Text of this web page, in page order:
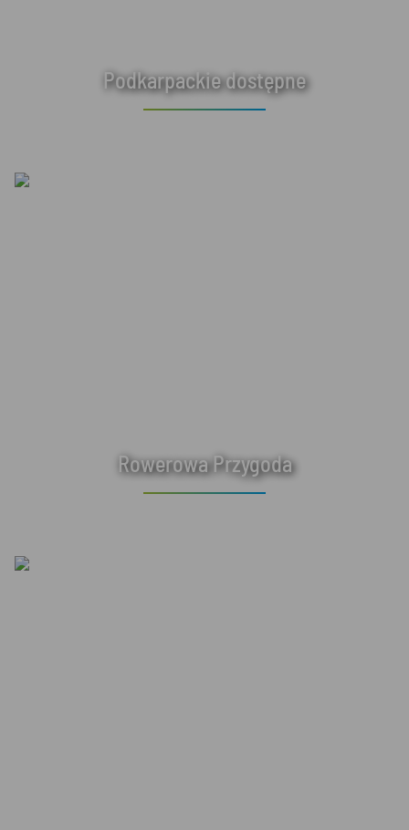
Podkarpackie dostępne
Rowerowa Przygoda